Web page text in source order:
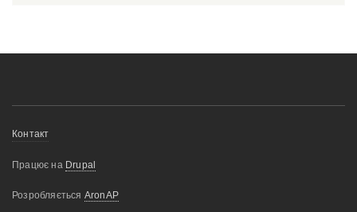
Меню
колонтитулу
Контакт
Працює на Drupal
Розробляється AronAP